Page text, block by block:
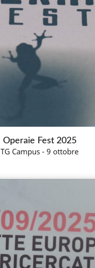
Operaie Fest 2025
TG Campus - 9 ottobre